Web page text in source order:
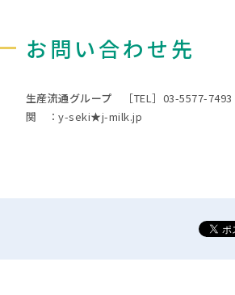
お問い合わせ先
生産流通グループ ［TEL］03-5577-7493
関 ：y-seki★j-milk.jp